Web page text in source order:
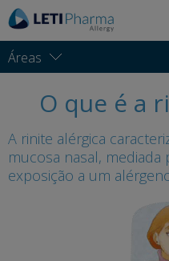
Áreas
O que é a
A rinite alérgica
mucosa nasal,
exposição a um